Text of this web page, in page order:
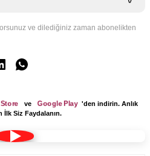
ve dilediğiniz zaman abonelikten
ve Google Play
'den indirin. Anlık
İlk Siz Faydalanın.